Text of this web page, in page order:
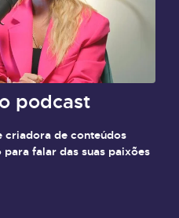
podcast
criadora de conteúdos
falar das suas paixões